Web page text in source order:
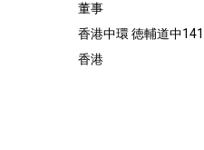
董事
香港中環 徳輔道中
香港